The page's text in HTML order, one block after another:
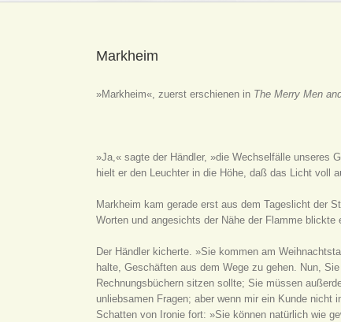
Markheim
»Markheim«, zuerst erschienen in The Merry Men
»Ja,« sagte der Händler, »die Wechselfälle unseres
hielt er den Leuchter in die Höhe, daß das Licht voll
Markheim kam gerade erst aus dem Tageslicht der
Worten und angesichts der Nähe der Flamme
Der Händler kicherte. »Sie kommen am
halte, Geschäften aus dem Wege zu gehen. Nun,
Rechnungsbüchern sitzen sollte; Sie müssen
unliebsamen Fragen; aber wenn mir ein Kunde
Schatten von Ironie fort: »Sie können natürlich wie